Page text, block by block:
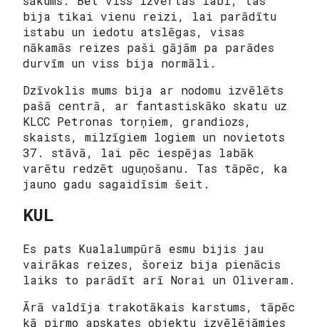
bija tikai vienu reizi, lai parādītu
istabu un iedotu atslēgas, visas
nākamās reizes paši gājām pa parādes
durvīm un viss bija normāli.
Dzīvoklis mums bija ar nodomu izvēlēts
pašā centrā, ar fantastiskāko skatu uz
KLCC Petronas torņiem, grandiozs,
skaists, milzīgiem logiem un novietots
37. stāvā, lai pēc iespējas labāk
varētu redzēt uguņošanu. Tas tāpēc, ka
jauno gadu sagaidīsim šeit.
KUL
Es pats Kualalumpūrā esmu bijis jau
vairākas reizes, šoreiz bija pienācis
laiks to parādīt arī Norai un Oliveram.
Ārā valdīja trakotākais karstums, tāpēc
kā pirmo apskates objektu izvēlējāmies